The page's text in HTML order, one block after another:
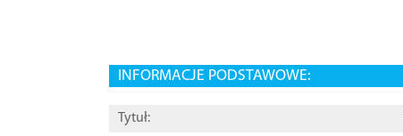
INFORMACJE PODSTAWOWE:
Tytuł: